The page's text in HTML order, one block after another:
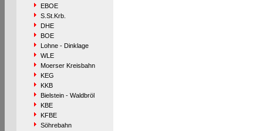
EBOE
S.St.Krb.
DHE
BOE
Lohne - Dinklage
WLE
Moerser Kreisbahn
KEG
KKB
Bielstein - Waldbröl
KBE
KFBE
Söhrebahn